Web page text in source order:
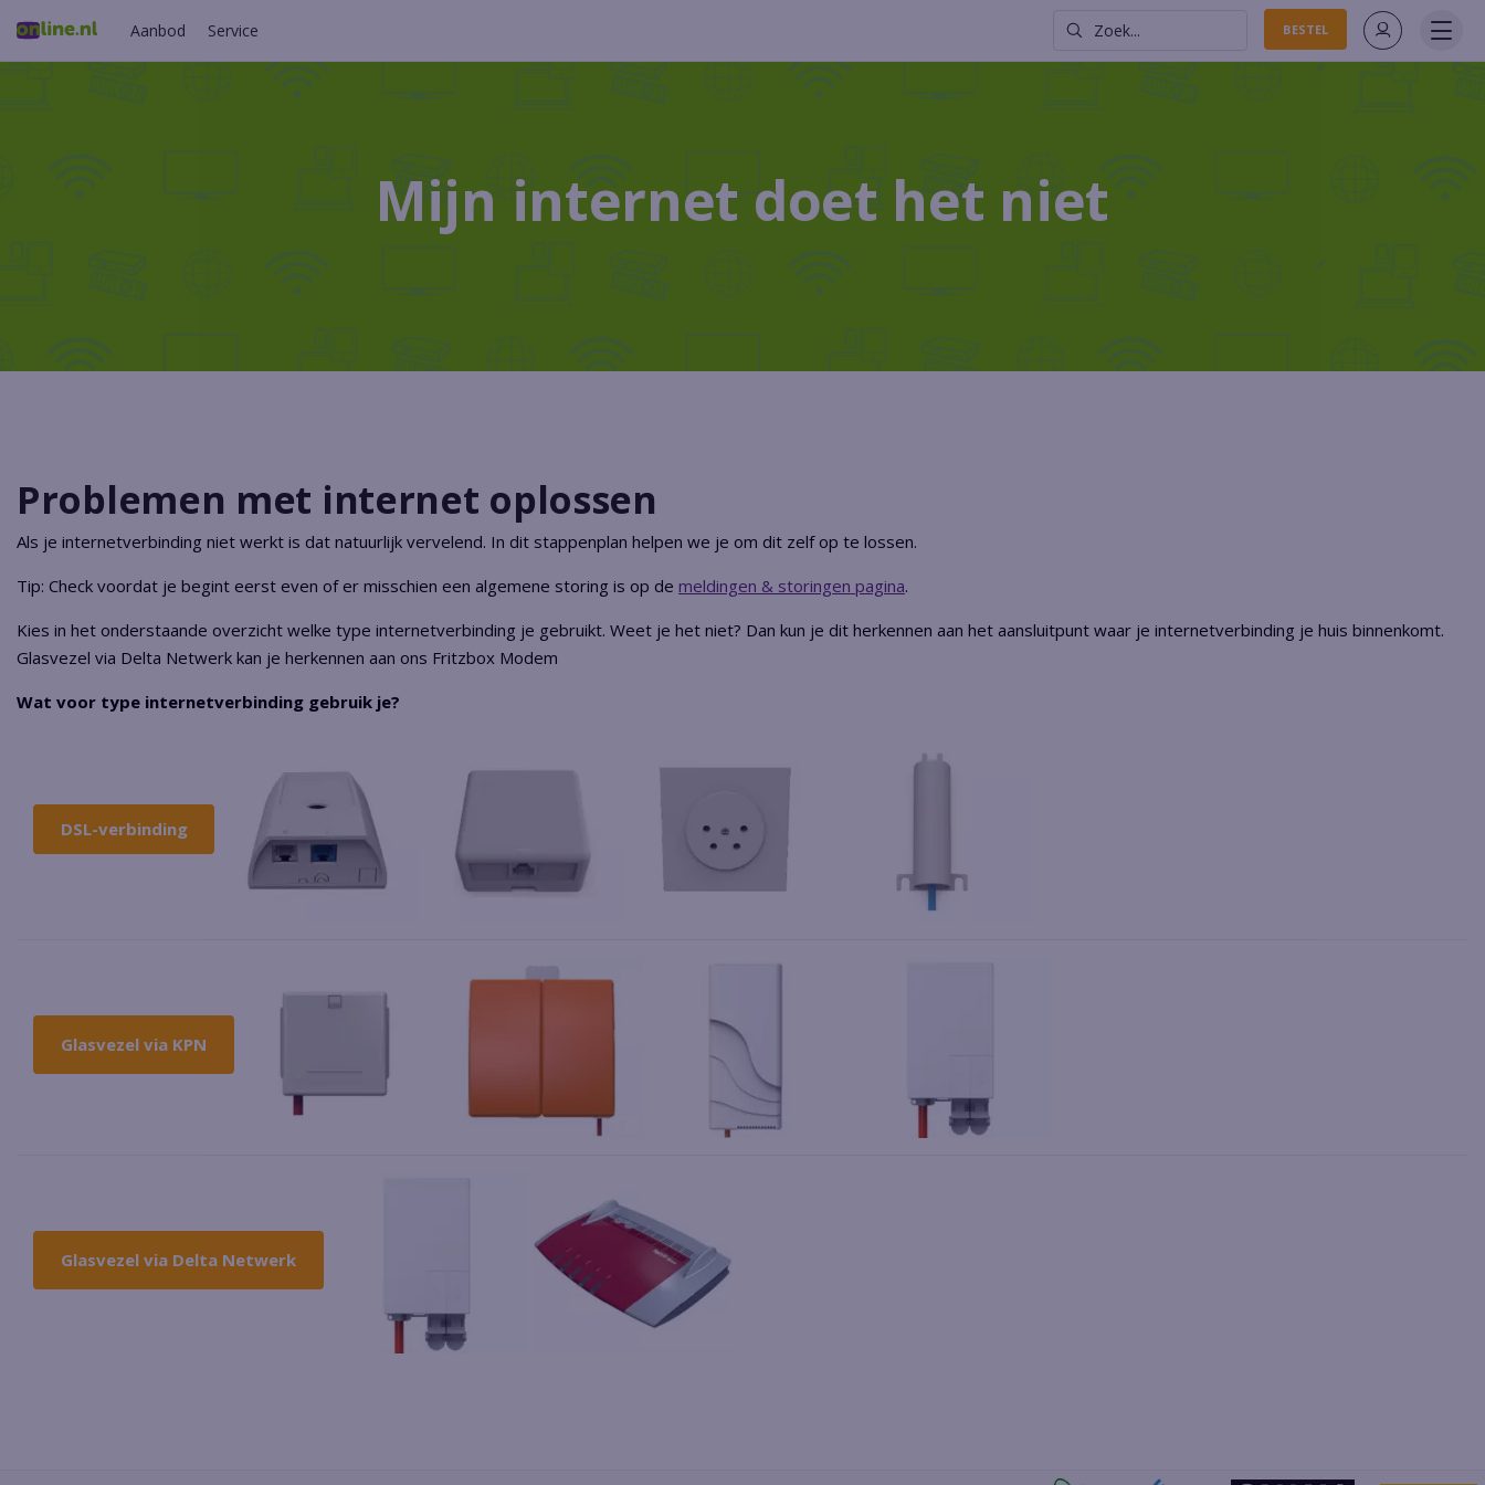
Aanbod Service Zoek... BESTEL
Mijn internet doet het niet
Problemen met internet oplossen
Als je internetverbinding niet werkt is dat natuurlijk vervelend. In dit stappenplan helpen we je om dit zelf op te lossen.
Tip: Check voordat je begint eerst even of er misschien een algemene storing is op de meldingen & storingen pagina.
Kies in het onderstaande overzicht welke type internetverbinding je gebruikt. Weet je het niet? Dan kun je dit herkennen aan het aansluitpunt waar je internetverbinding je huis binnenkomt.
Glasvezel via Delta Netwerk kan je herkennen aan ons Fritzbox Modem
Wat voor type internetverbinding gebruik je?
DSL-verbinding
Glasvezel via KPN
Glasvezel via Delta Netwerk